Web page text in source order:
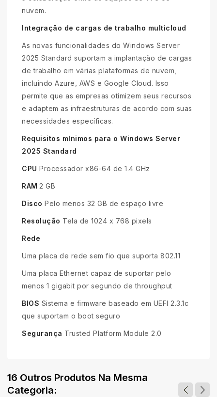
nuvem.
Integração de cargas de trabalho multicloud
As novas funcionalidades do Windows Server
2025 Standard suportam a implantação de cargas
de trabalho em várias plataformas de nuvem,
incluindo Azure, AWS e Google Cloud. Isso
permite que as empresas otimizem seus recursos
e adaptem as infraestruturas de acordo com suas
necessidades específicas.
Requisitos mínimos para o Windows Server
2025 Standard
CPU Processador x86-64 de 1.4 GHz
RAM 2 GB
Disco Pelo menos 32 GB de espaço livre
Resolução Tela de 1024 x 768 pixels
Rede
Uma placa de rede sem fio que suporta 802.11
Uma placa Ethernet capaz de suportar pelo
menos 1 gigabit por segundo de throughput
BIOS Sistema e firmware baseado em UEFI 2.3.1c
que suportam o boot seguro
Segurança Trusted Platform Module 2.0
16 Outros Produtos Na Mesma
Categoria: